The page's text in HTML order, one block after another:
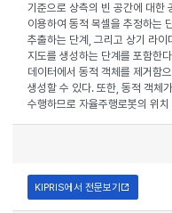
기준으로 상측의 빈 공간에 대
이용하여 동적 복셀을 추정하는
추출하는 단계, 그리고 상기 라
지도를 생성하는 단계를 포함한
데이터에서 동적 객체를 제거함
생성할 수 있다. 또한, 동적 객체
수행하므로 자율주행로봇의 위
KIPRIS에서 전문보기
새창열림